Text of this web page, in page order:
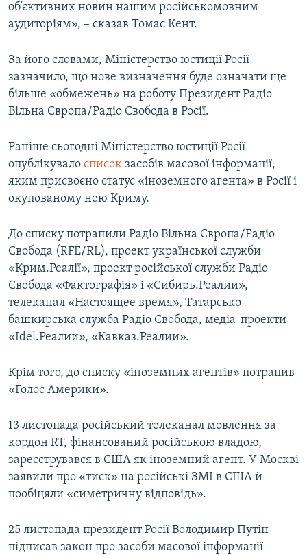
об’єктивних новин нашим російськомовним
аудиторіям», – сказав Томас Кент.
За його словами, Міністерство юстиції Росії
зазначило, що нове визначення буде означати ще
більше «обмежень» на роботу Президент Радіо
Вільна Європа/Радіо Свобода в Росії.
Раніше сьогодні Міністерство юстиції Росії
опублікувало список засобів масової інформації,
яким присвоєно статус «іноземного агента» в Росії і
окупованому нею Криму.
До списку потрапили Радіо Вільна Європа/Радіо
Свобода (RFE/RL), проект української служби
«Крим.Реалії», проект російської служби Радіо
Свобода «Фактографія» і «Сибирь.Реалии»,
телеканал «Настоящее время», Татарсько-
башкирська служба Радіо Свобода, медіа-проекти
«Idel.Реалии», «Кавказ.Реалии».
Крім того, до списку «іноземних агентів» потрапив
«Голос Америки».
13 листопада російський телеканал мовлення за
кордон RT, фінансований російською владою,
зареєструвався в США як іноземний агент. У Москві
заявили про «тиск» на російські ЗМІ в США й
пообіцяли «симетричну відповідь».
25 листопада президент Росії Володимир Путін
підписав закон про засоби масової інформації –